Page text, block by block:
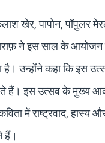
खेर, पापोन, पॉपुलर
ने इस साल के आयोजन के
उन्होंने कहा कि इस
इस उत्सव के मुख्य
में राष्ट्रवाद, हास्य
हैं।